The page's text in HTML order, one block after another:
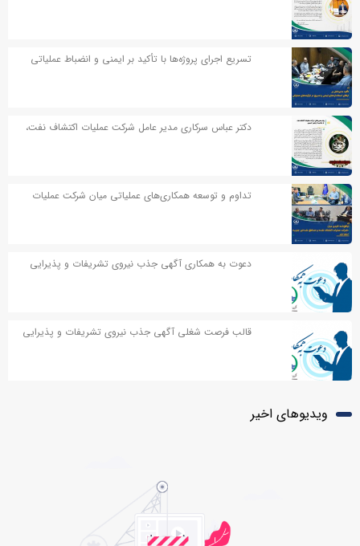
تسریع اجرای پروژه‌ها با تأکید بر ایمنی و انضباط عملیاتی
دکتر عباس سرکاری مدیر عامل شرکت عملیات اکتشاف نفت،
تداوم و توسعه همکاری‌های عملیاتی میان شرکت عملیات
دعوت به همکاری آگهی جذب نیروی تشریفات و پذیرایی
قالب فرصت شغلی آگهی جذب نیروی تشریفات و پذیرایی
ویدیوهای اخیر